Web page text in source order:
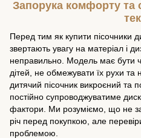
Запорука комфорту та
Перед тим як купити пісочники
звертають увагу на матеріал і
неправильно. Модель має бути
дітей, не обмежувати їх рухи та
дитячий пісочник викроєний та
постійно супроводжуватиме
фактори. Ми розуміємо, що не
річ перед покупкою, але
проблемою.